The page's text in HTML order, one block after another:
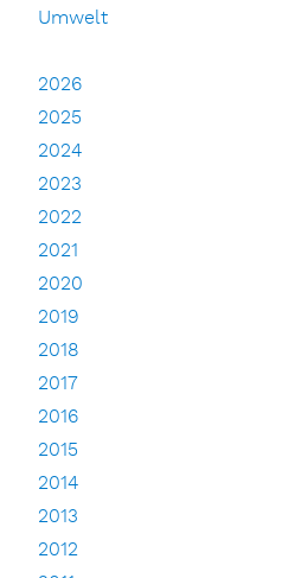
Umwelt
2026
2025
2024
2023
2022
2021
2020
2019
2018
2017
2016
2015
2014
2013
2012